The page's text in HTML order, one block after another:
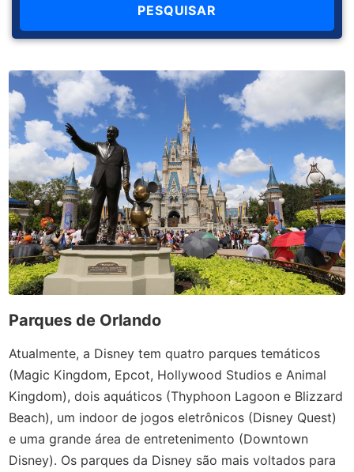
Parques de Orlando
Atualmente, a Disney tem quatro parques temáticos
(Magic Kingdom, Epcot, Hollywood Studios e Animal
Kingdom), dois aquáticos (Thyphoon Lagoon e Blizzard
Beach), um indoor de jogos eletrônicos (Disney Quest)
e uma grande área de entretenimento (Downtown
Disney). Os parques da Disney são mais voltados para